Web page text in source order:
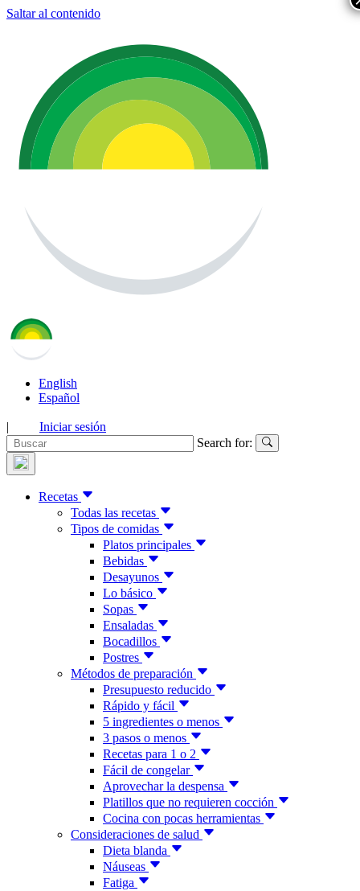
Saltar al contenido
English
Español
|
Iniciar sesión
Search for:
Recetas
Todas las recetas
Tipos de comidas
Platos principales
Bebidas
Desayunos
Lo básico
Sopas
Ensaladas
Bocadillos
Postres
Métodos de preparación
Presupuesto reducido
Rápido y fácil
5 ingredientes o menos
3 pasos o menos
Recetas para 1 o 2
Fácil de congelar
Aprovechar la despensa
Platillos que no requieren cocción
Cocina con pocas herramientas
Consideraciones de salud
Dieta blanda
Náuseas
Fatiga